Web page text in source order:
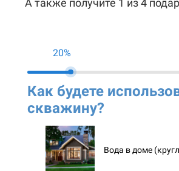
А также получите 1 из 4
20%
Как будете
скважину?
Вода в доме